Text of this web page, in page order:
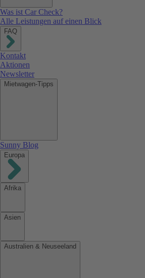
Was ist Car Check?
Alle Leistungen auf einen Blick
FAQ
Kontakt
Aktionen
Newsletter
Mietwagen-Tipps
Sunny Blog
Europa
Afrika
Asien
Australien & Neuseeland